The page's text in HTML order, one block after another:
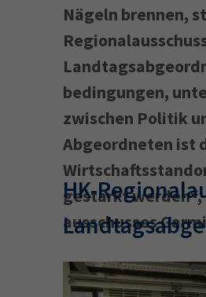
Nägeln brennen,
bedingungen,
zwischen Politik
Abgeordneten ist
gestärkt
ausschusses
HK-